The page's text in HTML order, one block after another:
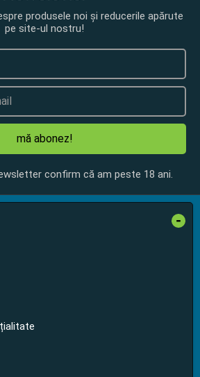
produsele noi și reducerile apărute
pe site-ul nostru!
mă abonez!
confirm că am peste 18 ani.
-